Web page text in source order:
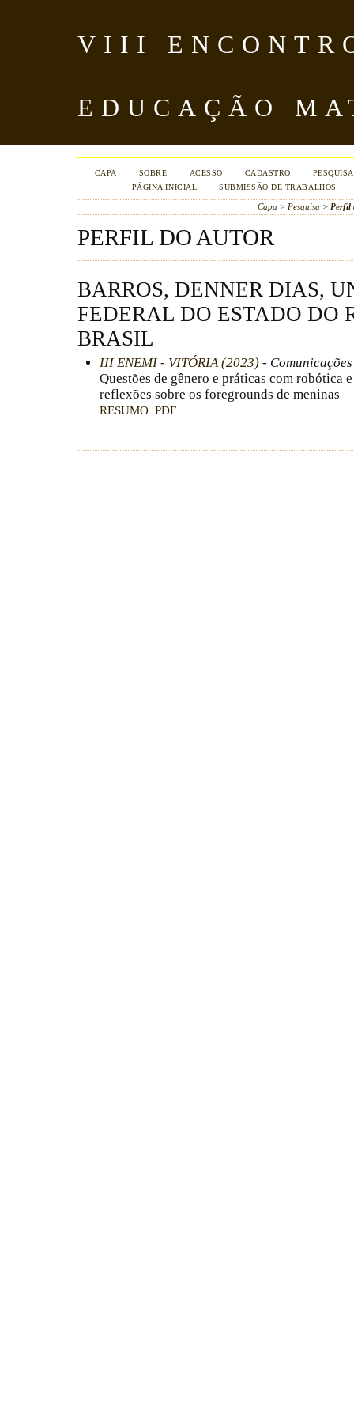
VIII
EDUCAÇÃO
CAPA SOBRE ACESSO CADASTRO
PESQUISA
PÁGINA INICIAL
SUBMISSÃO DE TRABALHOS
Capa > Pesquisa > Perfil
PERFIL DO AUTOR
BARROS, DENNER DIAS,
FEDERAL DO ESTADO DO
BRASIL
III ENEMI - VITÓRIA (2023) -
Questões de gênero e práticas com robótica
reflexões sobre os foregrounds de meninas
RESUMO PDF